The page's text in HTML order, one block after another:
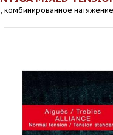
комбинированное натяжение